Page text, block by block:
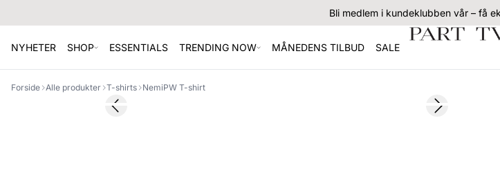
Bli medlem i kundeklubben vår – få
NYHETER SHOP ESSENTIALS TRENDING NOW MÅNEDENS TILBUD SALE
Forside Alle produkter T-shirts NemiPW T-shirt
Previous slide Next slide